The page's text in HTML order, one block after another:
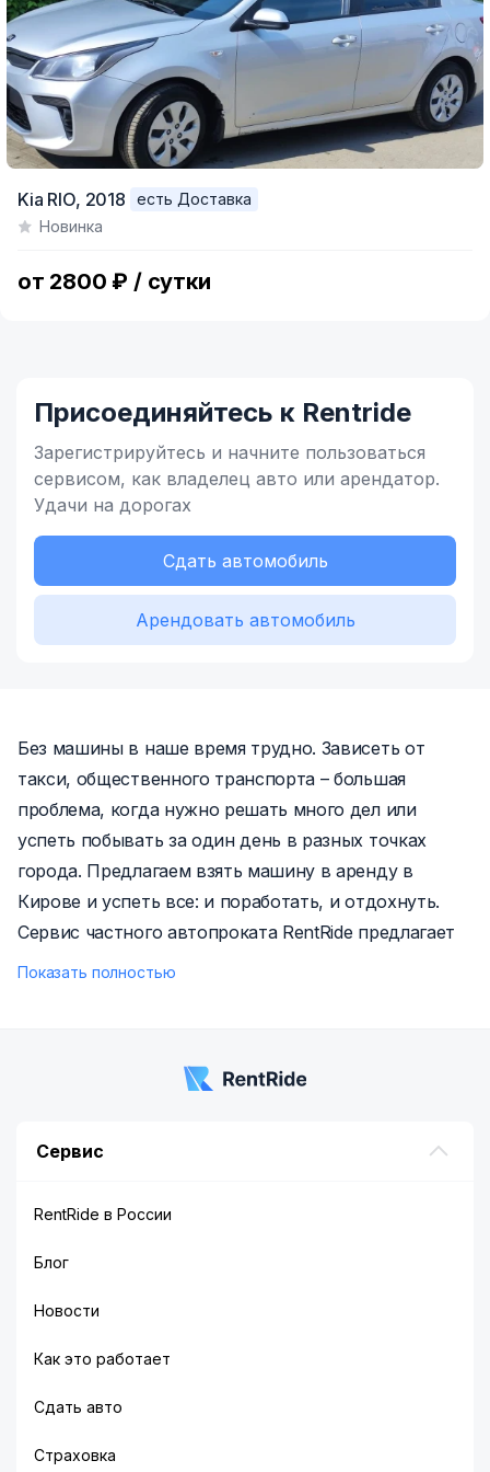
Kia RIO, 2018
есть Доставка
Новинка
от 2800 ₽ / сутки
Присоединяйтесь к Rentride
Зарегистрируйтесь и начните пользоваться
сервисом, как владелец авто или арендатор.
Удачи на дорогах
Сдать автомобиль
Арендовать автомобиль
Без машины в наше время трудно. Зависеть от
такси, общественного транспорта – большая
проблема, когда нужно решать много дел или
успеть побывать за один день в разных точках
города. Предлагаем взять машину в аренду в
Кирове и успеть все: и поработать, и отдохнуть.
Сервис частного автопроката RentRide предлагает
выгодные решения транспортной проблемы для
получить авто
Показать полностью
Сервис
RentRide в России
Блог
Новости
Как это работает
Сдать авто
Страховка